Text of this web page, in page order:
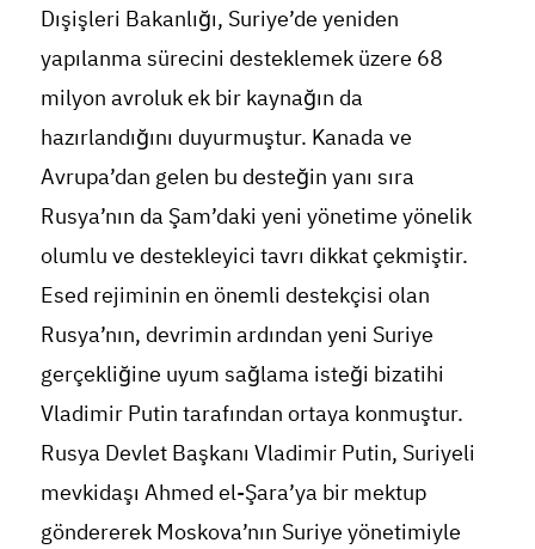
Dışişleri Bakanlığı, Suriye’de yeniden
yapılanma sürecini desteklemek üzere 68
milyon avroluk ek bir kaynağın da
hazırlandığını duyurmuştur. Kanada ve
Avrupa’dan gelen bu desteğin yanı sıra
Rusya’nın da Şam’daki yeni yönetime yönelik
olumlu ve destekleyici tavrı dikkat çekmiştir.
Esed rejiminin en önemli destekçisi olan
Rusya’nın, devrimin ardından yeni Suriye
gerçekliğine uyum sağlama isteği bizatihi
Vladimir Putin tarafından ortaya konmuştur.
Rusya Devlet Başkanı Vladimir Putin, Suriyeli
mevkidaşı Ahmed el-Şara’ya bir mektup
göndererek Moskova’nın Suriye yönetimiyle